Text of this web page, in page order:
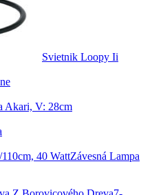
Svietnik Loopy Ii
Akari, V: 28cm
Závesná Lampa